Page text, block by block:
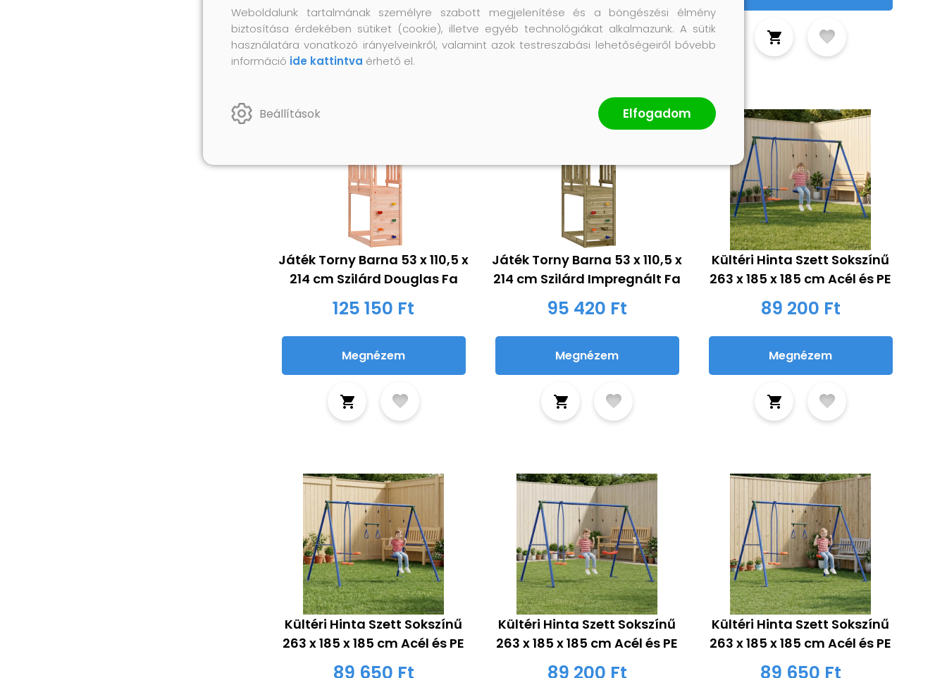
Játék Torny Barna 53 x 110,5 x
214 cm Szilárd Douglas Fa
125 150 Ft
Megnézem
Játék Torny Barna 53 x 110,5 x
214 cm Szilárd Impregnált Fa
95 420 Ft
Megnézem
Kültéri Hinta Szett Sokszínű
263 x 185 x 185 cm Acél és PE
89 200 Ft
Megnézem
Kültéri Hinta Szett Sokszínű
263 x 185 x 185 cm Acél és PE
89 650 Ft
Kültéri Hinta Szett Sokszínű
263 x 185 x 185 cm Acél és PE
89 200 Ft
Kültéri Hinta Szett Sokszínű
263 x 185 x 185 cm Acél és PE
89 650 Ft
Weboldalunk tartalmának személyre szabott megjelenítése és a böngészési élmény
biztosítása érdekében sütiket (cookie), illetve egyéb technológiákat alkalmazunk. A sütik
használatára vonatkozó irányelveinkről, valamint azok testreszabási lehetőségeiről bővebb
információ ide kattintva érhető el.
Beállítások Elfogadom